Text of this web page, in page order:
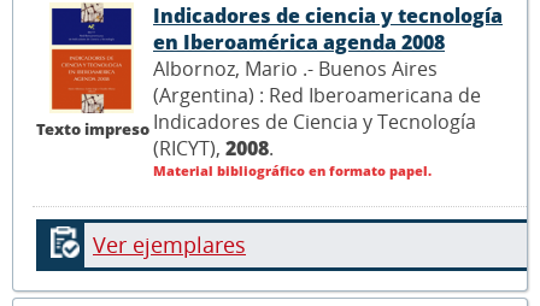
Texto impreso
Indicadores de ciencia y tecnología
en Iberoamérica agenda 2008
Albornoz, Mario .- Buenos Aires
(Argentina) : Red Iberoamericana de
Indicadores de Ciencia y Tecnología
(RICYT), 2008.
Material bibliográfico en formato papel.
Ver ejemplares